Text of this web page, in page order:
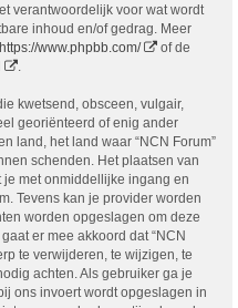
verantwoordelijk voor wat wordt
inhoud en/of gedrag. Meer
https://www.phpbb.com/
of de
.
kwetsend, obsceen, vulgair,
georiënteerd of enig ander
land, het land waar “NCN Forum”
schenden. Het plaatsen van
met onmiddellijke ingang en
Tevens kan je provider worden
worden opgeslagen om deze
er mee akkoord dat “NCN
te verwijderen, te wijzigen, te
achten. Als gebruiker ga je
ons invoert wordt opgeslagen in